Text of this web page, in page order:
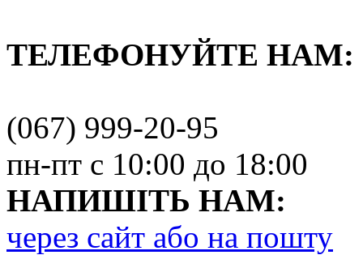
ТЕЛЕФОНУЙТЕ НАМ:
(067) 999-20-95
пн-пт с 10:00 до 18:00
НАПИШІТЬ НАМ:
через сайт або на пошту